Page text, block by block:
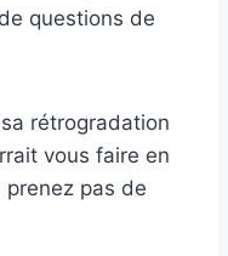
questions de
rétrogradation
vous faire en
prenez pas de